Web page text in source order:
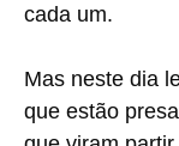
cada um.
Mas neste dia
que estão